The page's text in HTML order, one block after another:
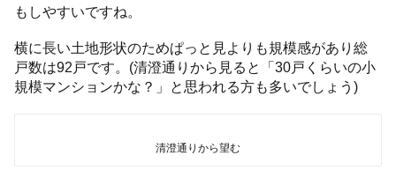
もしやすいですね。
横に長い土地形状のためぱっと見よりも規模感があり総
戸数は92戸です。(清澄通りから見ると「30戸くらいの小
規模マンションかな？」と思われる方も多いでしょう)
清澄通りから望む